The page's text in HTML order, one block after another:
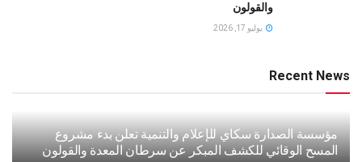
والقولون
يوليو 17, 2026
Recent News
مؤسسة الصدارة سكاي للإعلام والتنمية تعلن بدء مشروع
المسح الوقائي للكشف المبكر عن سرطان المعدة والقولون